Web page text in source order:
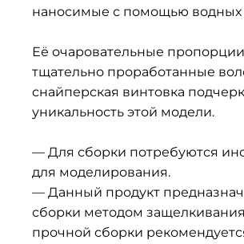
наносимые с помощью водных
Её очаровательные
тщательно проработанные
снайперская винтовка
уникальность этой модели.
— Для сборки потребуются
для моделирования.
— Данный продукт
сборки методом
прочной сборки